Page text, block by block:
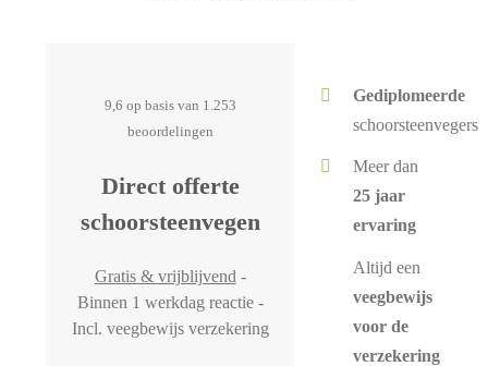
9,6 op basis van 1.253
beoordelingen
Direct offerte
schoorsteenvegen
Gratis & vrijblijvend -
Binnen 1 werkdag reactie -
Incl. veegbewijs verzekering
Gediplomeerde
schoorsteenvegers
Meer dan
25 jaar
ervaring
Altijd een
veegbewijs
voor de
verzekering